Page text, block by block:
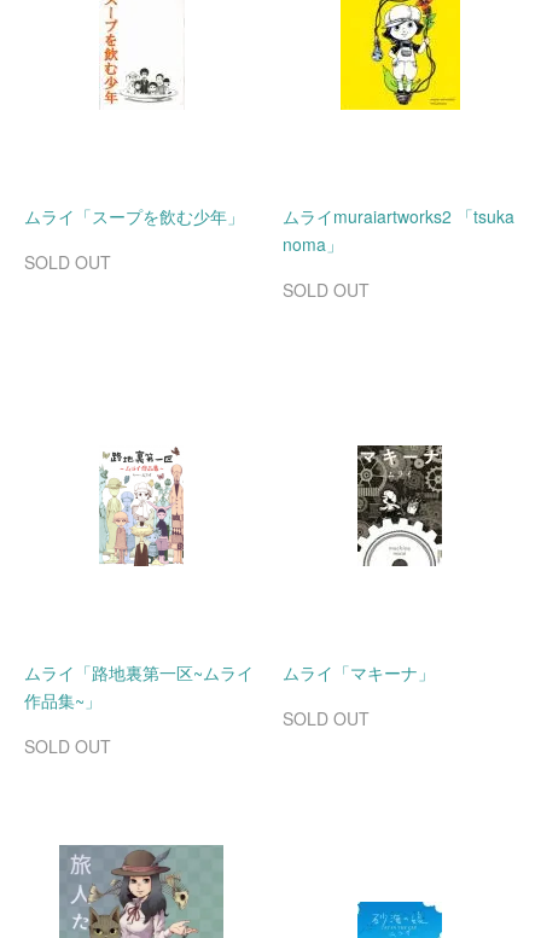
ムライ「スープを飲む少年」
SOLD OUT
ムライmuraiartworks2 「tsuka
noma」
SOLD OUT
ムライ「路地裏第一区~ムライ
作品集~」
SOLD OUT
ムライ「マキーナ」
SOLD OUT